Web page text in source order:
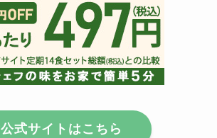
公式サイトはこちら